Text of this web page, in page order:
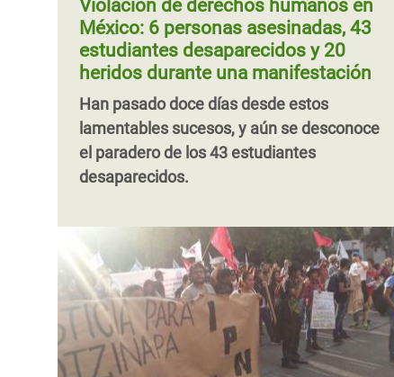
Violación de derechos humanos en
México: 6 personas asesinadas, 43
estudiantes desaparecidos y 20
heridos durante una manifestación
Han pasado doce días desde estos
lamentables sucesos, y aún se desconoce
el paradero de los 43 estudiantes
desaparecidos.